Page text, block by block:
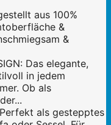
aus 100%
&
&
Das elegante,
in jedem
Ob als
Perfekt als gestepptes